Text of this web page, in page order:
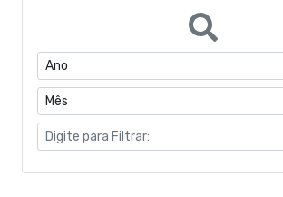
Portarias do Gabinete
Quadro de Pessoal
Estrutura